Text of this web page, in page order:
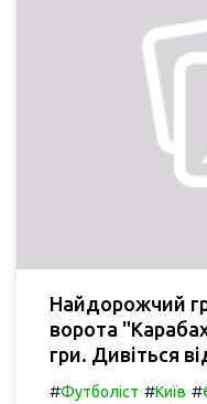
Найдорожчий
ворота
гри. Дивіться
#Футболіст #Київ #